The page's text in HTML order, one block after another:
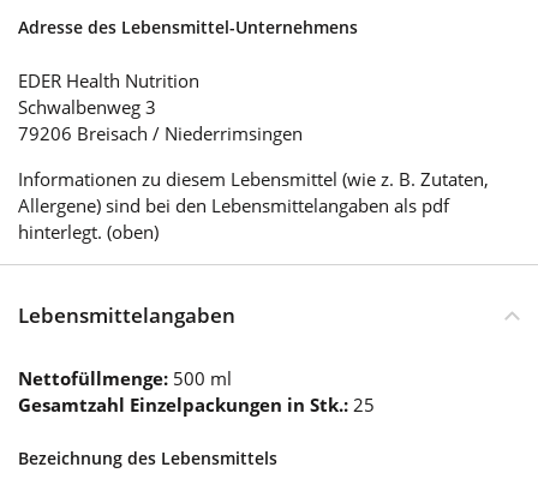
Adresse des Lebensmittel-Unternehmens
EDER Health Nutrition
Schwalbenweg 3
79206 Breisach / Niederrimsingen
Informationen zu diesem Lebensmittel (wie z. B. Zutaten,
Allergene) sind bei den Lebensmittelangaben als pdf
hinterlegt. (oben)
Lebensmittelangaben
Nettofüllmenge: 500 ml
Gesamtzahl Einzelpackungen in Stk.: 25
Bezeichnung des Lebensmittels